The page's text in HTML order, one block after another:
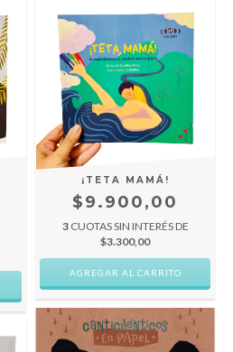
¡TETA MAMÁ!
$9.900,00
3 CUOTAS SIN INTERÉS DE
$3.300,00